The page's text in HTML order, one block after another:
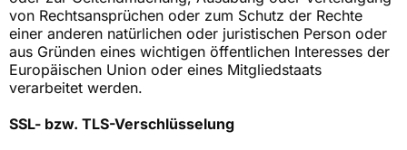
von Rechtsansprüchen oder zum Schutz der Rechte
einer anderen natürlichen oder juristischen Person oder
aus Gründen eines wichtigen öffentlichen Interesses der
Europäischen Union oder eines Mitgliedstaats
verarbeitet werden.
SSL- bzw. TLS-Verschlüsselung